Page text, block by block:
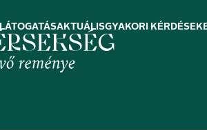
LÁTOGATÁSAKTUÁLISGYAKORI KÉRDÉSEK